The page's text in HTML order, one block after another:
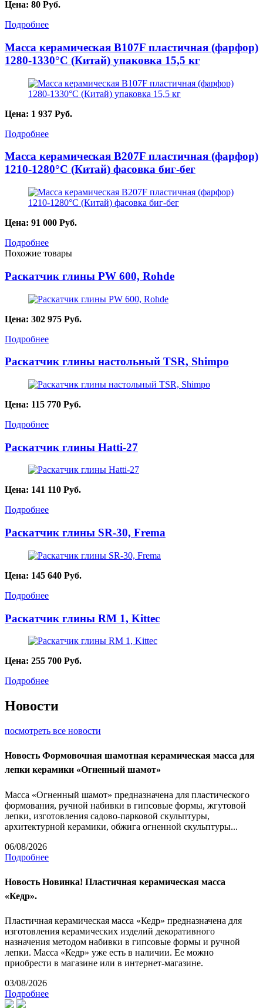
Цена: 80 Руб.
Подробнее
Масса керамическая B107F пластичная (фарфор)
1280-1330°С (Китай) упаковка 15,5 кг
Цена: 1 937 Руб.
Подробнее
Масса керамическая B207F пластичная (фарфор)
1210-1280°С (Китай) фасовка биг-бег
Цена: 91 000 Руб.
Подробнее
Похожие товары
Раскатчик глины PW 600, Rohde
Цена: 302 975 Руб.
Подробнее
Раскатчик глины настольный TSR, Shimpo
Цена: 115 770 Руб.
Подробнее
Раскатчик глины Hatti-27
Цена: 141 110 Руб.
Подробнее
Раскатчик глины SR-30, Frema
Цена: 145 640 Руб.
Подробнее
Раскатчик глины RM 1, Kittec
Цена: 255 700 Руб.
Подробнее
Новости
посмотреть все новости
Новость Формовочная шамотная керамическая масса для
лепки керамики «Огненный шамот»
Масса «Огненный шамот» предназначена для пластического
формования, ручной набивки в гипсовые формы, жгутовой
лепки, изготовления садово-парковой скульптуры,
архитектурной керамики, обжига огненной скульптуры...
06/08/2026
Подробнее
Новость Новинка! Пластичная керамическая масса
«Кедр».
Пластичная керамическая масса «Кедр» предназначена для
изготовления керамических изделий декоративного
назначения методом набивки в гипсовые формы и ручной
лепки. Масса «Кедр» уже есть в наличии. Ее можно
приобрести в магазине или в интернет-магазине.
03/08/2026
Подробнее